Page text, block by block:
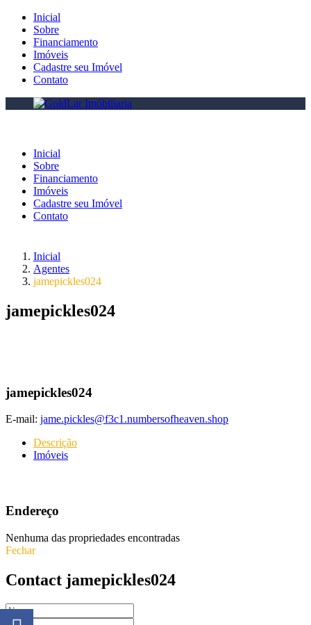
Inicial
Sobre
Financiamento
Imóveis
Cadastre seu Imóvel
Contato
Inicial
Sobre
Financiamento
Imóveis
Cadastre seu Imóvel
Contato
Inicial
Agentes
jamepickles024
jamepickles024
jamepickles024
E-mail: jame.pickles@f3c1.numbersofheaven.shop
Descrição
Imóveis
Endereço
Nenhuma das propriedades encontradas
Fechar
Contact jamepickles024